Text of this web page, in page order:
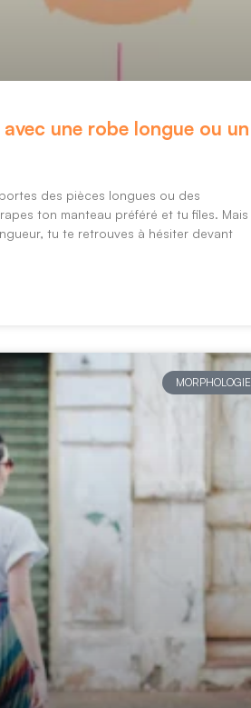
une robe longue ou un
des pièces longues ou des
ton manteau préféré et tu files. Mais
tu te retrouves à hésiter devant
MORPHOLOGIE